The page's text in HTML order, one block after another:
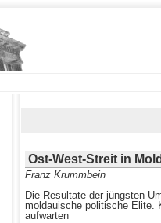
Ost-West-Streit in
Franz Krummbein
Die Resultate der jüngsten
moldauische politische Elite.
aufwarten